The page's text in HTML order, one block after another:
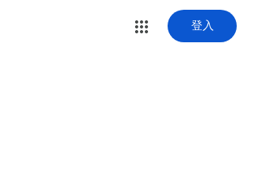
登入